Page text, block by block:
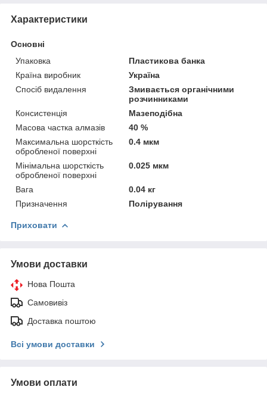
Характеристики
Основні
Упаковка
Пластикова банка
Країна виробник
Україна
Спосіб видалення
Змивається органічними
розчинниками
Консистенція
Мазеподібна
Масова частка алмазів
40 %
Максимальна шорсткість
обробленої поверхні
0.4 мкм
Мінімальна шорсткість
обробленої поверхні
0.025 мкм
Вага
0.04 кг
Призначення
Полірування
Приховати
Умови доставки
Нова Пошта
Самовивіз
Доставка поштою
Всі умови доставки
Умови оплати